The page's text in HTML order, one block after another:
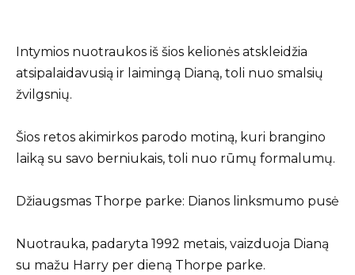
Intymios nuotraukos iš šios kelionės atskleidžia
atsipalaidavusią ir laimingą Dianą, toli nuo smalsių
žvilgsnių.
Šios retos akimirkos parodo motiną, kuri brangino
laiką su savo berniukais, toli nuo rūmų formalumų.
Džiaugsmas Thorpe parke: Dianos linksmumo pusė
Nuotrauka, padaryta 1992 metais, vaizduoja Dianą
su mažu Harry per dieną Thorpe parke.